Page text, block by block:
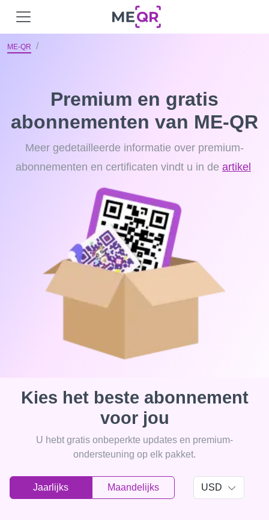
ME-QR
Premium en gratis
abonnementen van ME-QR
Meer gedetailleerde informatie over premium-
abonnementen en certificaten vindt u in de artikel
Kies het beste abonnement
voor jou
U hebt gratis onbeperkte updates en premium-
ondersteuning op elk pakket.
Jaarlijks Maandelijks USD